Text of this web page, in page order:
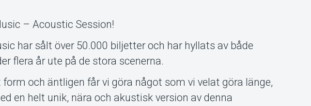
– Acoustic Session!
har sålt över 50.000 biljetter och har hyllats av både
flera år ute på de stora scenerna.
form och äntligen får vi göra något som vi velat göra länge,
en helt unik, nära och akustisk version av denna